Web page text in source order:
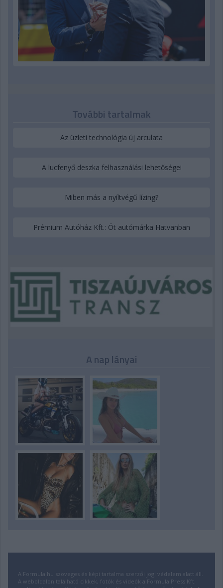
További tartalmak
Az üzleti technológia új arculata
A lucfenyő deszka felhasználási lehetőségei
Miben más a nyíltvégű lízing?
Prémium Autóház Kft.: Öt autómárka Hatvanban
A nap lányai
A Formula.hu szöveges és képi tartalma szerzői jogi védelem alatt áll.
A weboldalon található cikkek, fotók és videók a Formula Press Kft.